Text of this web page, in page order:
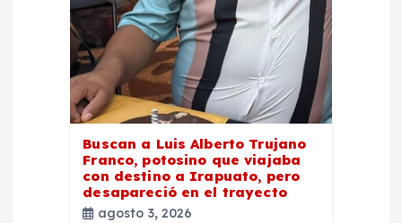
Buscan a Luis Alberto Trujano
Franco, potosino que viajaba
con destino a Irapuato, pero
desapareció en el trayecto
agosto 3, 2026